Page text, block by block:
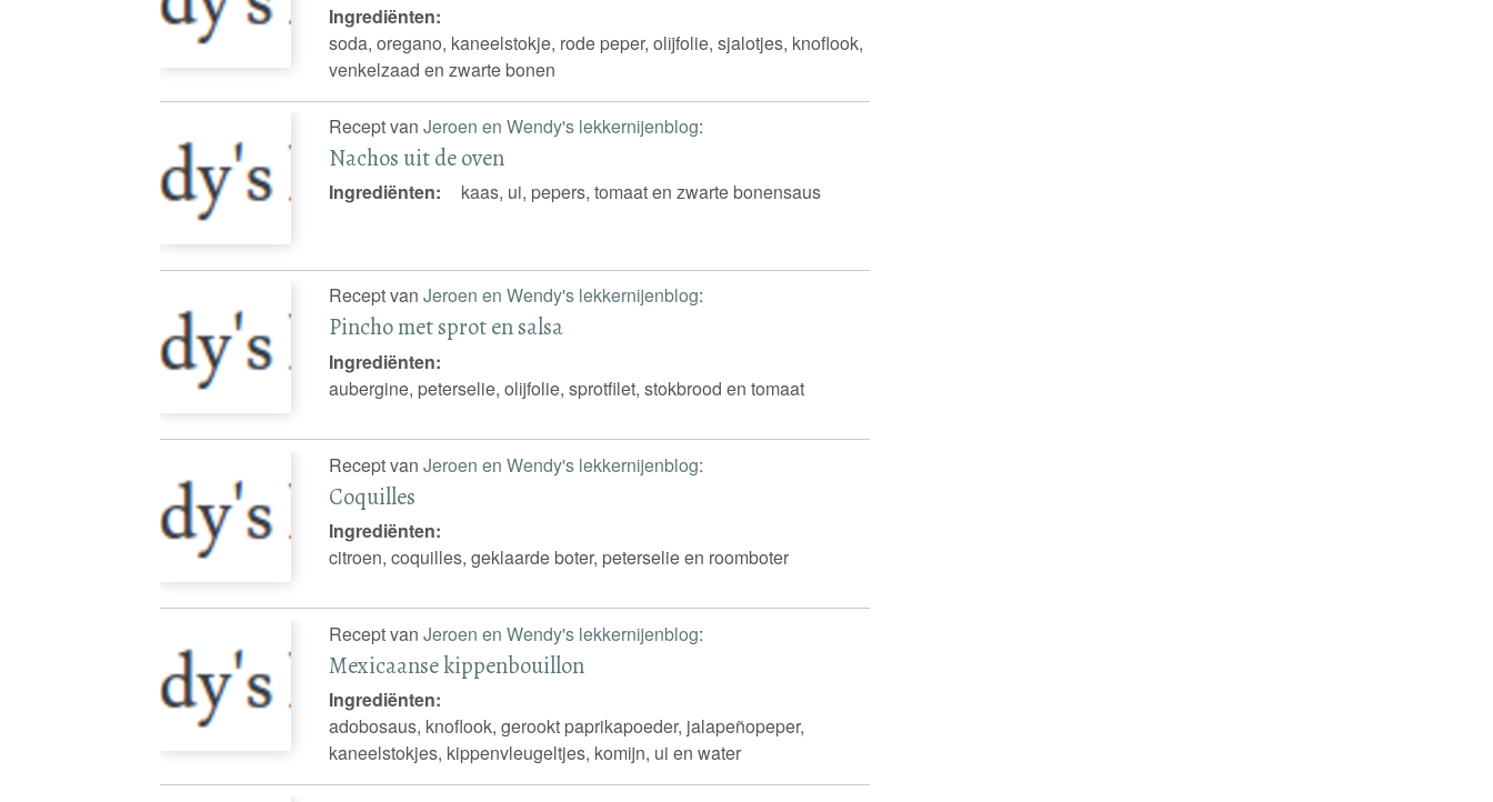
Ingrediënten:
soda, oregano, kaneelstokje, rode peper, olijfolie, sjalotjes, knoflook,
venkelzaad en zwarte bonen
Recept vanJeroen en Wendy's lekkernijenblog:
Nachos uit de oven
Ingrediënten: kaas, ui, pepers, tomaat en zwarte bonensaus
Recept vanJeroen en Wendy's lekkernijenblog:
Pincho met sprot en salsa
Ingrediënten:
aubergine, peterselie, olijfolie, sprotfilet, stokbrood en tomaat
Recept vanJeroen en Wendy's lekkernijenblog:
Coquilles
Ingrediënten:
citroen, coquilles, geklaarde boter, peterselie en roomboter
Recept vanJeroen en Wendy's lekkernijenblog:
Mexicaanse kippenbouillon
Ingrediënten:
adobosaus, knoflook, gerookt paprikapoeder, jalapeñopeper,
kaneelstokjes, kippenvleugeltjes, komijn, ui en water